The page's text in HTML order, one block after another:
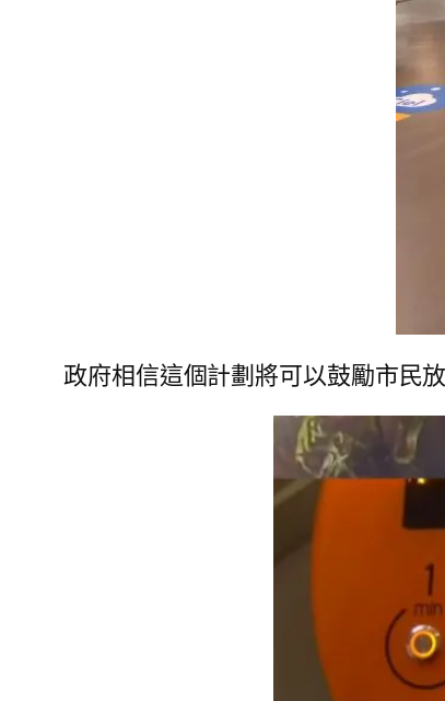
政府相信這個計劃將可以鼓勵市民